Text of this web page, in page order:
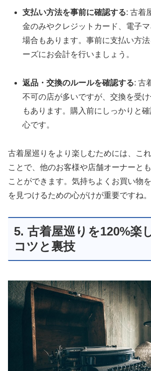
支払い方法を事前に確認する: 古着
金のみやクレジットカード、電子
場合もあります。事前に支払い方
ーズにお会計を行いましょう。
返品・交換のルールを確認する: 古
不可の店が多いですが、交換を受
もあります。購入前にしっかりと
心です。
古着屋巡りをより楽しむためには、こ
ことで、他のお客様や店舗オーナーと
ことができます。気持ちよくお買い物
を見つけるための心がけが重要ですね。
5. 古着屋巡りを120%楽
コツと裏技